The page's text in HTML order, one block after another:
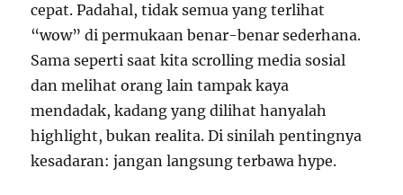
cepat. Padahal, tidak semua yang terlihat
“wow” di permukaan benar-benar sederhana.
Sama seperti saat kita scrolling media sosial
dan melihat orang lain tampak kaya
mendadak, kadang yang dilihat hanyalah
highlight, bukan realita. Di sinilah pentingnya
kesadaran: jangan langsung terbawa hype.